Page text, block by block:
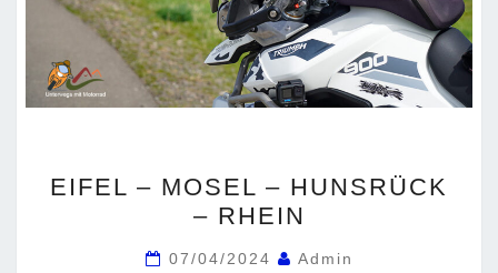
–
MOSEL
–
EIFEL – MOSEL – HUNSRÜCK
– RHEIN
07/04/2024 Admin